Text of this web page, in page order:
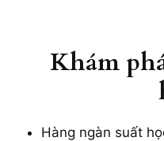
Khám
Hàng ngàn suất